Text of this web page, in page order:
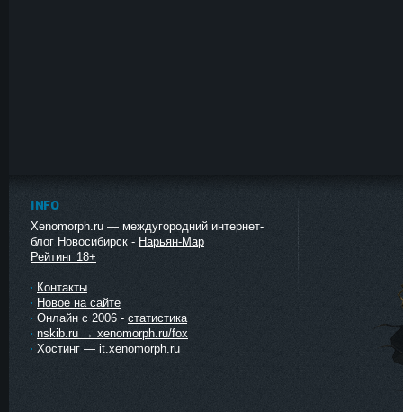
INFO
Xenomorph.ru — междугородний интернет-
блог Новосибирск - Нарьян-Мар
Рейтинг 18+
Контакты
Новое на сайте
Онлайн с 2006 - статистика
nskib.ru → xenomorph.ru/fox
Хостинг — it.xenomorph.ru